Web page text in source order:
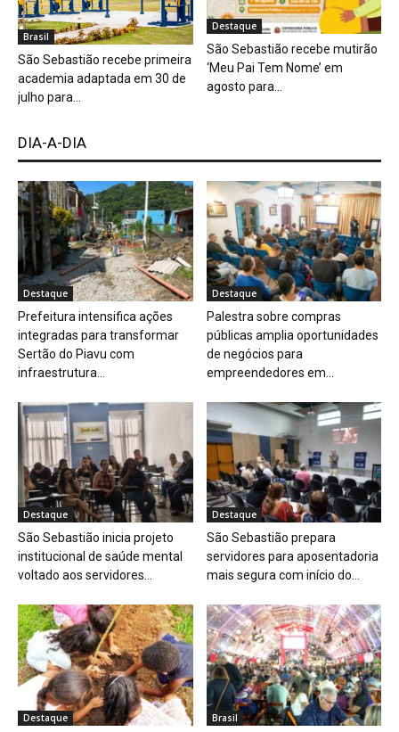
Brasil
São Sebastião recebe primeira
academia adaptada em 30 de
julho para...
Destaque
São Sebastião recebe mutirão
‘Meu Pai Tem Nome’ em
agosto para...
DIA-A-DIA
Destaque
Prefeitura intensifica ações
integradas para transformar
Sertão do Piavu com
infraestrutura...
Destaque
Palestra sobre compras
públicas amplia oportunidades
de negócios para
empreendedores em...
Destaque
São Sebastião inicia projeto
institucional de saúde mental
voltado aos servidores...
Destaque
São Sebastião prepara
servidores para aposentadoria
mais segura com início do...
Destaque Brasil